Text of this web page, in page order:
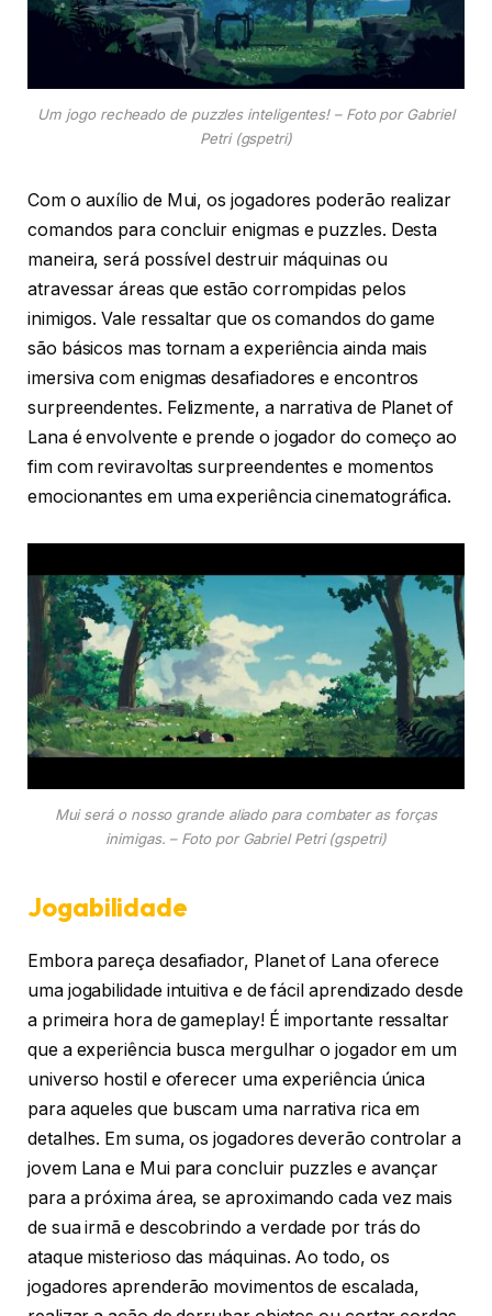
Um jogo recheado de puzzles inteligentes! – Foto por Gabriel
Petri (gspetri)
Com o auxílio de Mui, os jogadores poderão realizar
comandos para concluir enigmas e puzzles. Desta
maneira, será possível destruir máquinas ou
atravessar áreas que estão corrompidas pelos
inimigos. Vale ressaltar que os comandos do game
são básicos mas tornam a experiência ainda mais
imersiva com enigmas desafiadores e encontros
surpreendentes. Felizmente, a narrativa de Planet of
Lana é envolvente e prende o jogador do começo ao
fim com reviravoltas surpreendentes e momentos
emocionantes em uma experiência cinematográfica.
Mui será o nosso grande aliado para combater as forças
inimigas. – Foto por Gabriel Petri (gspetri)
Jogabilidade
Embora pareça desafiador, Planet of Lana oferece
uma jogabilidade intuitiva e de fácil aprendizado desde
a primeira hora de gameplay! É importante ressaltar
que a experiência busca mergulhar o jogador em um
universo hostil e oferecer uma experiência única
para aqueles que buscam uma narrativa rica em
detalhes. Em suma, os jogadores deverão controlar a
jovem Lana e Mui para concluir puzzles e avançar
para a próxima área, se aproximando cada vez mais
de sua irmã e descobrindo a verdade por trás do
ataque misterioso das máquinas. Ao todo, os
jogadores aprenderão movimentos de escalada,